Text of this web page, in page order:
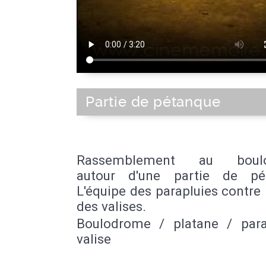
Partie de pétanque
Rassemblement au
autour d'une partie de
L'équipe des parapluies contre
des valises.
Boulodrome / platane /
valise